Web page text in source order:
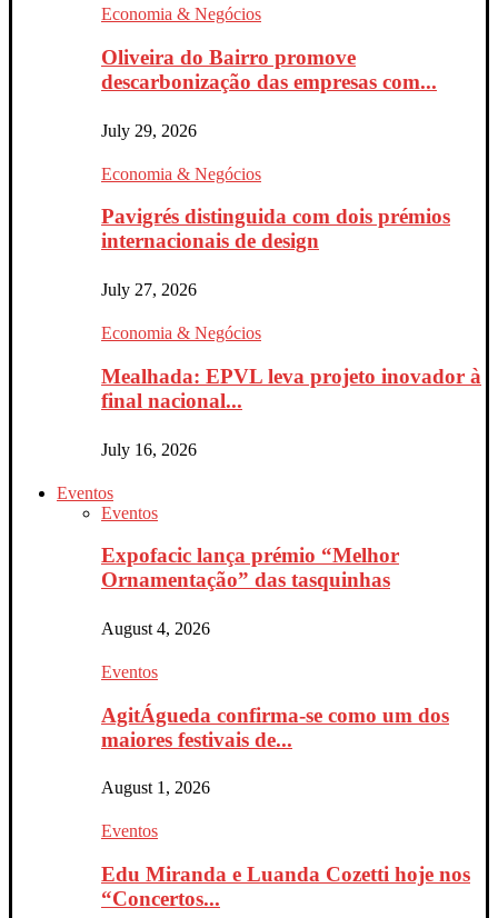
Economia & Negócios
Oliveira do Bairro promove
descarbonização das empresas com...
July 29, 2026
Economia & Negócios
Pavigrés distinguida com dois prémios
internacionais de design
July 27, 2026
Economia & Negócios
Mealhada: EPVL leva projeto inovador à
final nacional...
July 16, 2026
Eventos
Eventos
Expofacic lança prémio “Melhor
Ornamentação” das tasquinhas
August 4, 2026
Eventos
AgitÁgueda confirma-se como um dos
maiores festivais de...
August 1, 2026
Eventos
Edu Miranda e Luanda Cozetti hoje nos
“Concertos...